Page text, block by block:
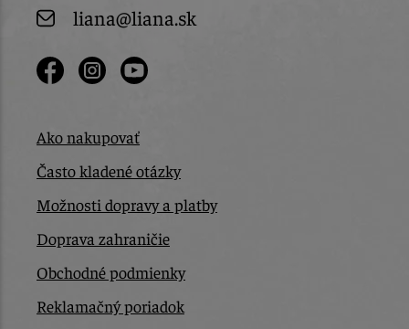
liana@liana.sk
Ako nakupovať
Často kladené otázky
Možnosti dopravy a platby
Doprava zahraničie
Obchodné podmienky
Reklamačný poriadok